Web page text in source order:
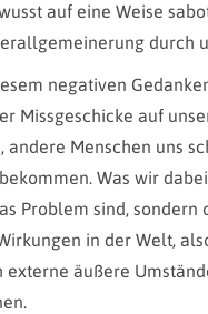
auf eine Weise
durch
negativen
Missgeschicke auf
andere Menschen uns
Was wir
Problem sind,
in der Welt,
externe äußere